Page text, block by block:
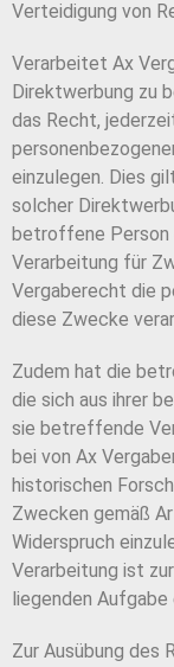
Verteidigung von
Verarbeitet Ax
Direktwerbung zu
das Recht,
einzulegen. Dies
solcher
betroffene Person
Verarbeitung für
Vergaberecht die
diese Zwecke
Zudem hat die
die sich aus ihrer
sie betreffende
bei von Ax
historischen
Zwecken gemäß
Widerspruch
Verarbeitung ist
liegenden
Zur Ausübung des